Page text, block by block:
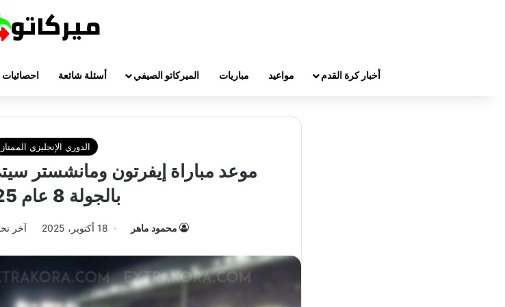
أخبار كرة القدم مواعيد مباريات الميركاتو الصيفي أسئلة شائعة احصائيات
الدوري الإنجليزي الممتاز
موعد مباراة إيفرتون ومانشستر
بالجولة 8 عام 2025
محمود ماهر 18 أكتوبر، 2025 آخر تحديث: 19